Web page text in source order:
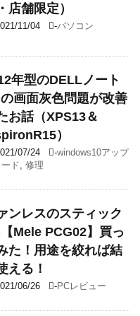
店舗限定）
11/04 -パソコン
年型のDELLノート
画面灰色問題が改善
お話（XPS13＆
）
07/24 -windows10アップ
ド 修理
ンレスのスティック
Mele PCG02】買っ
た！用途を絞れば結
える！
06/26 -PCレビュー